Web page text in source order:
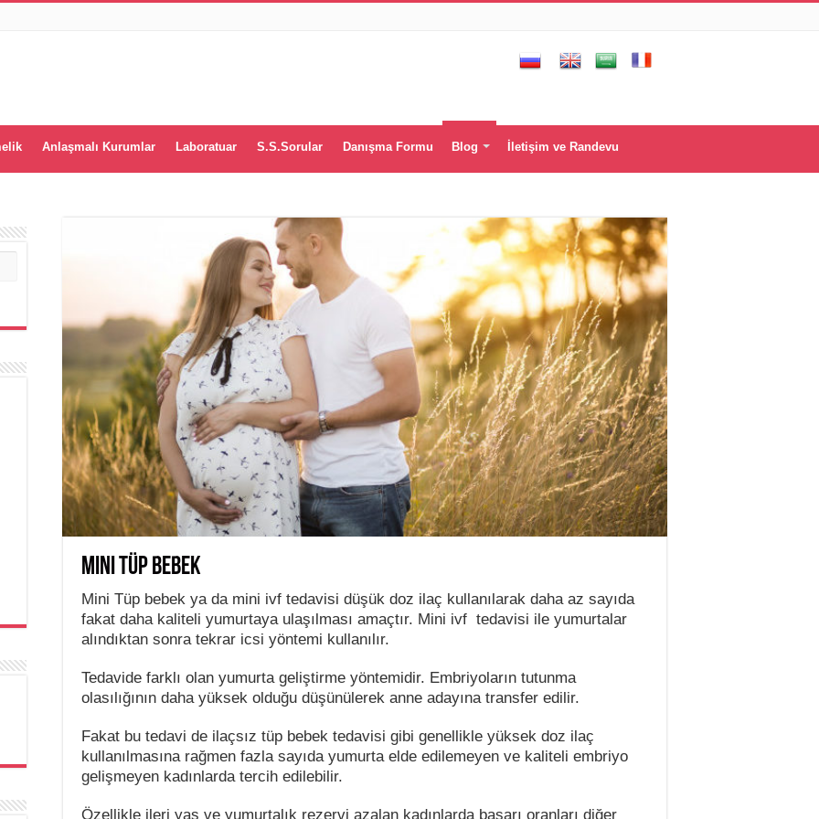
Anlaşmalı Kurumlar Laboratuar S.S.Sorular Danışma Formu Blog İletişim ve Randevu
Mini Tüp Bebek
Mini Tüp bebek ya da mini ivf tedavisi düşük doz ilaç kullanılarak daha az sayıda
fakat daha kaliteli yumurtaya ulaşılması amaçtır. Mini ivf tedavisi ile yumurtalar
alındıktan sonra tekrar icsi yöntemi kullanılır.
Tedavide farklı olan yumurta geliştirme yöntemidir. Embriyoların tutunma
olasılığının daha yüksek olduğu düşünülerek anne adayına transfer edilir.
Fakat bu tedavi de ilaçsız tüp bebek tedavisi gibi genellikle yüksek doz ilaç
kullanılmasına rağmen fazla sayıda yumurta elde edilemeyen ve kaliteli embriyo
gelişmeyen kadınlarda tercih edilebilir.
Özellikle ileri yaş ve yumurtalık rezervi azalan kadınlarda başarı oranları diğer